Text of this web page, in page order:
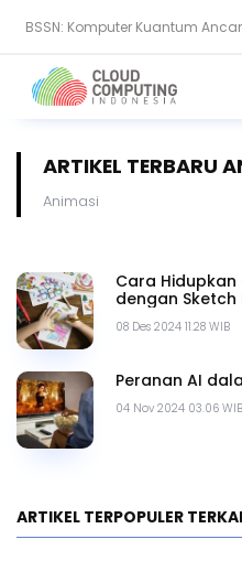
BSSN: Komputer Kuantum
Serangan Siber Terkoordinasi
ARTIKEL TERBARU
Animasi
08 Des 2024 11.28 WIB
Cara
dengan Sketch
04 Nov 2024 03.06 WIB
Peranan AI
ARTIKEL TERPOPULER